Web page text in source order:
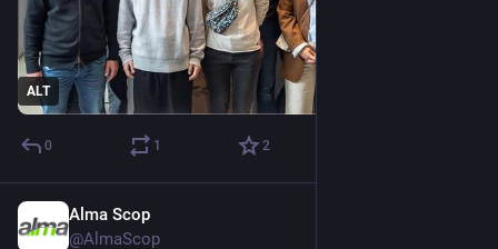
ALT
0 1 2
Alma Scop
@AlmaScop